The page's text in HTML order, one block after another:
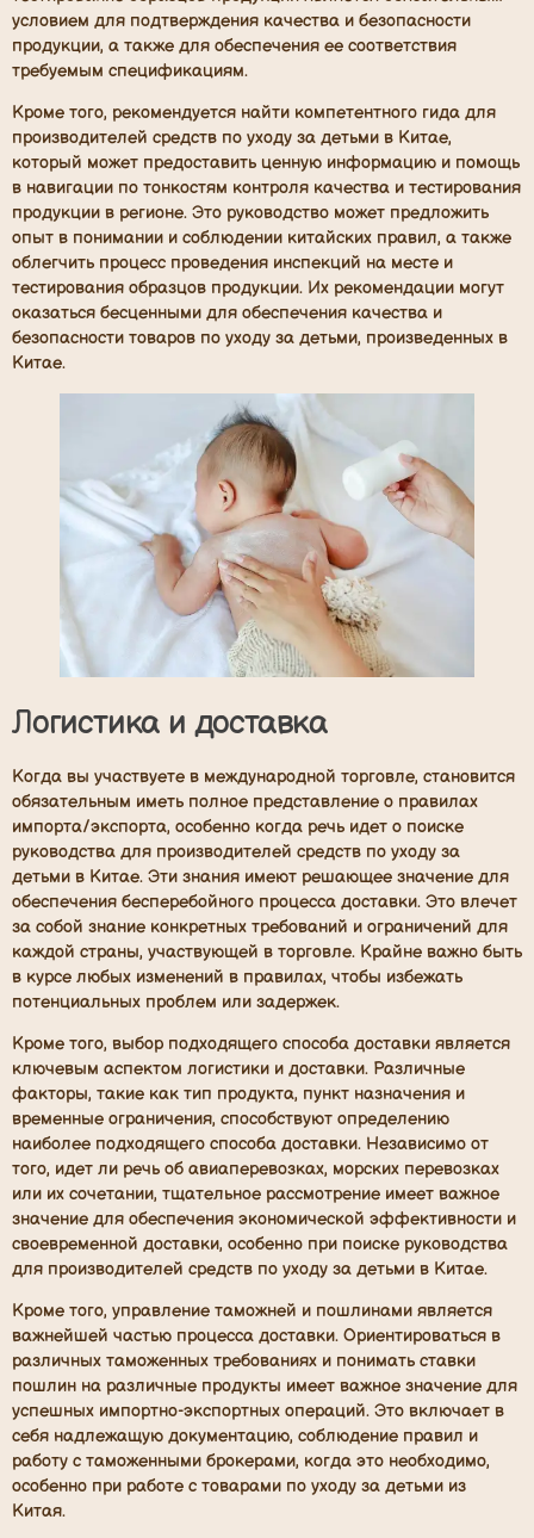
условием для подтверждения качества и безопасности
продукции, а также для обеспечения ее соответствия
требуемым спецификациям.
Кроме того, рекомендуется найти компетентного гида для
производителей средств по уходу за детьми в Китае,
который может предоставить ценную информацию и помощь
в навигации по тонкостям контроля качества и тестирования
продукции в регионе. Это руководство может предложить
опыт в понимании и соблюдении китайских правил, а также
облегчить процесс проведения инспекций на месте и
тестирования образцов продукции. Их рекомендации могут
оказаться бесценными для обеспечения качества и
безопасности товаров по уходу за детьми, произведенных в
Китае.
Логистика и доставка
Когда вы участвуете в международной торговле, становится
обязательным иметь полное представление о правилах
импорта/экспорта, особенно когда речь идет о поиске
руководства для производителей средств по уходу за
детьми в Китае. Эти знания имеют решающее значение для
обеспечения бесперебойного процесса доставки. Это влечет
за собой знание конкретных требований и ограничений для
каждой страны, участвующей в торговле. Крайне важно быть
в курсе любых изменений в правилах, чтобы избежать
потенциальных проблем или задержек.
Кроме того, выбор подходящего способа доставки является
ключевым аспектом логистики и доставки. Различные
факторы, такие как тип продукта, пункт назначения и
временные ограничения, способствуют определению
наиболее подходящего способа доставки. Независимо от
того, идет ли речь об авиаперевозках, морских перевозках
или их сочетании, тщательное рассмотрение имеет важное
значение для обеспечения экономической эффективности и
своевременной доставки, особенно при поиске руководства
для производителей средств по уходу за детьми в Китае.
Кроме того, управление таможней и пошлинами является
важнейшей частью процесса доставки. Ориентироваться в
различных таможенных требованиях и понимать ставки
пошлин на различные продукты имеет важное значение для
успешных импортно-экспортных операций. Это включает в
себя надлежащую документацию, соблюдение правил и
работу с таможенными брокерами, когда это необходимо,
особенно при работе с товарами по уходу за детьми из
Китая.